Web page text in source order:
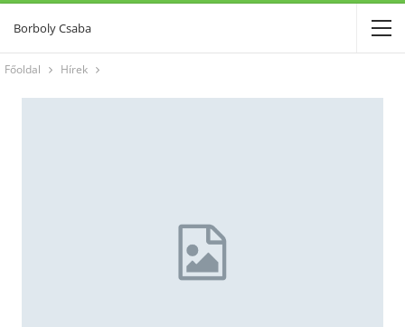
Borboly Csaba
Főoldal Hírek